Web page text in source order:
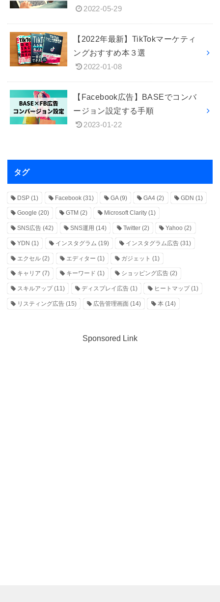
2022-05-29
【2022年最新】TikTokマーケティ
ングおすすめ本３選
2022-01-08
【Facebook広告】BASEでコンバ
ージョン設定する手順
2023-01-22
タグ
DSP (1) Facebook(31) GA(9) GA4 (2) GDN (1)
Google (20) GTM (2) Microsoft Clarity(1)
SNS広告 (42) SNS運用 (14) Twitter(2) Yahoo (2)
YDN (1) インスタグラム (19) インスタグラム広告(31)
エクセル (2) エディター (1) ガジェット (1)
キャリア (7) キーワード (1) ショッピング広告(2)
スキルアップ(11) ディスプレイ広告(1) ヒートマップ(1)
リスティング広告 (15) 広告管理画面(14) 本(14)
Sponsored Link